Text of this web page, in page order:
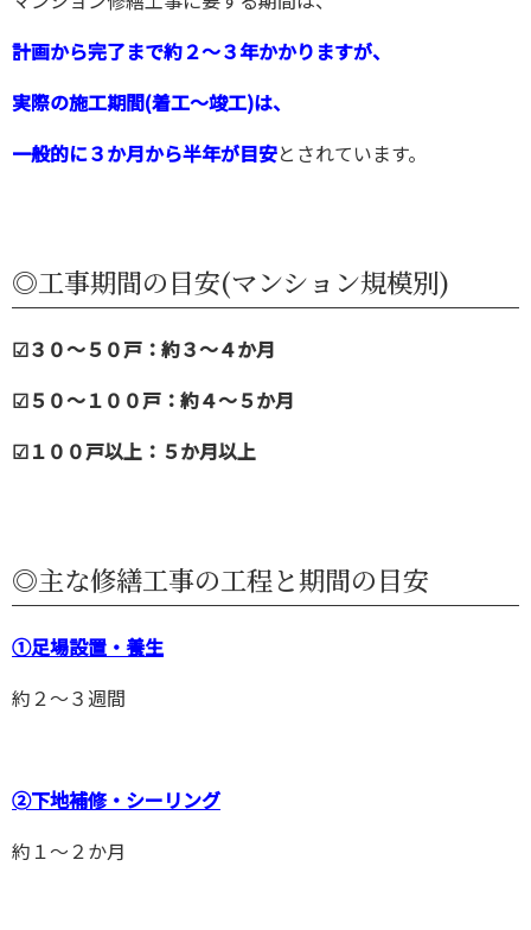
計画から完了まで約２～３年かかりますが、
実際の施工期間(着工～竣工)は、
一般的に３か月から半年が目安とされています。
◎工事期間の目安(マンション規模別)
☑３０～５０戸：約３～４か月
☑５０～１００戸：約４～５か月
☑１００戸以上：５か月以上
◎主な修繕工事の工程と期間の目安
①足場設置・養生
約２～３週間
➁下地補修・シーリング
約１～２か月